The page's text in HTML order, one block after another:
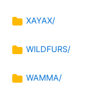
XAYAX/
WILDFURS/
WAMMA/